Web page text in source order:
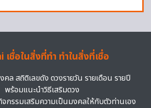
เชื่อในสิ่งที่ทำ ทำในสิ่งที่เชื่อ
คล สถิติเลขดัง ดวงรายวัน รายเดือน รายปี
พร้อมแนะนำวิธีเสริมดวง
กรรมเสริมความเป็นมงคลให้กับตัวท่านเอง